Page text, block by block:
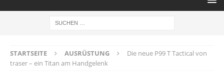
STARTSEITE AUSRÜSTUNG
Die neue P99 T Tactical von
traser – ein Titan am Handgelenk